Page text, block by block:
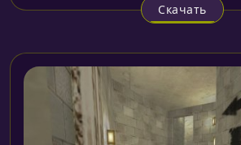
Скачать